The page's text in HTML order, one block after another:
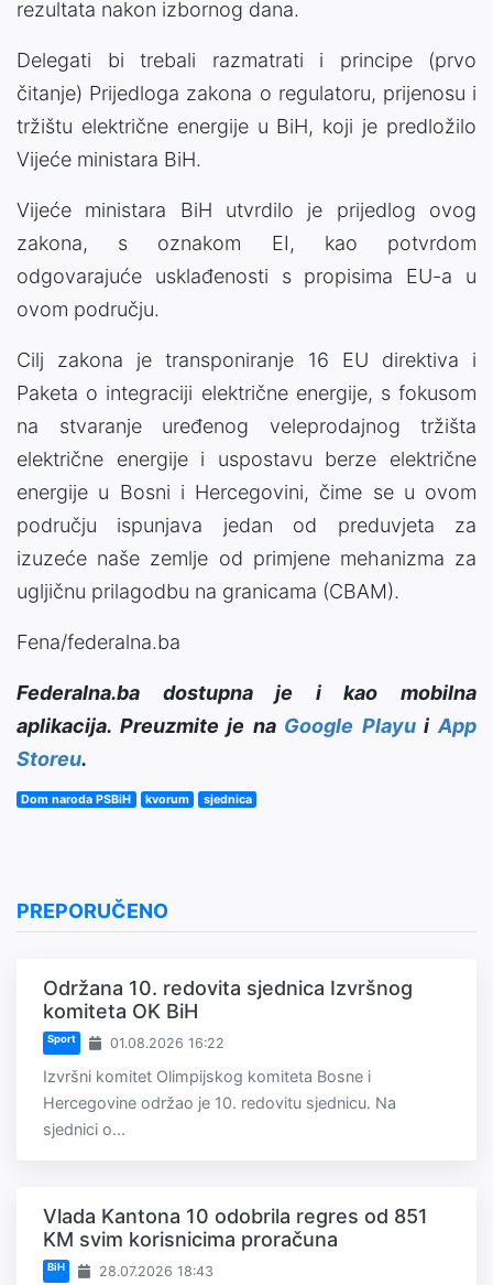
rezultata nakon izbornog dana.
Delegati bi trebali razmatrati i principe (prvo
čitanje) Prijedloga zakona o regulatoru, prijenosu i
tržištu električne energije u BiH, koji je predložilo
Vijeće ministara BiH.
Vijeće ministara BiH utvrdilo je prijedlog ovog
zakona, s oznakom EI, kao potvrdom
odgovarajuće usklađenosti s propisima EU-a u
ovom području.
Cilj zakona je transponiranje 16 EU direktiva i
Paketa o integraciji električne energije, s fokusom
na stvaranje uređenog veleprodajnog tržišta
električne energije i uspostavu berze električne
energije u Bosni i Hercegovini, čime se u ovom
području ispunjava jedan od preduvjeta za
izuzeće naše zemlje od primjene mehanizma za
ugljičnu prilagodbu na granicama (CBAM).
Fena/federalna.ba
Federalna.ba dostupna je i kao mobilna
aplikacija. Preuzmite je na Google PlayuiApp
Storeu.
Dom naroda PSBiH kvorum sjednica
PREPORUČENO
Održana 10. redovita sjednica Izvršnog
komiteta OK BiH
Sport 01.08.2026 16:22
Izvršni komitet Olimpijskog komiteta Bosne i
Hercegovine održao je 10. redovitu sjednicu. Na
sjednici o...
Vlada Kantona 10 odobrila regres od 851
KM svim korisnicima proračuna
BiH 28.07.2026 18:43